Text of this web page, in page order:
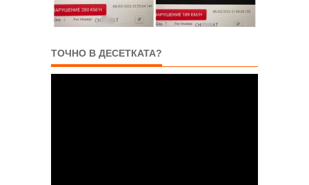
ТОЧНО В ДЕСЕТКАТА?